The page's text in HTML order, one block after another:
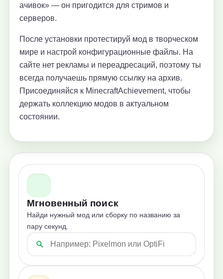
ачивок» — он пригодится для стримов и
серверов.
После установки протестируй мод в творческом
мире и настрой конфигурационные файлы. На
сайте нет рекламы и переадресаций, поэтому ты
всегда получаешь прямую ссылку на архив.
Присоединяйся к MinecraftAchievement, чтобы
держать коллекцию модов в актуальном
состоянии.
Мгновенный поиск
Найди нужный мод или сборку по названию за
пару секунд.